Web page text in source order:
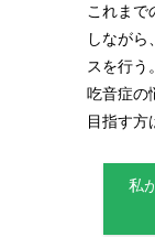
これまで
しながら
スを行う。
吃音症の
目指す方
私